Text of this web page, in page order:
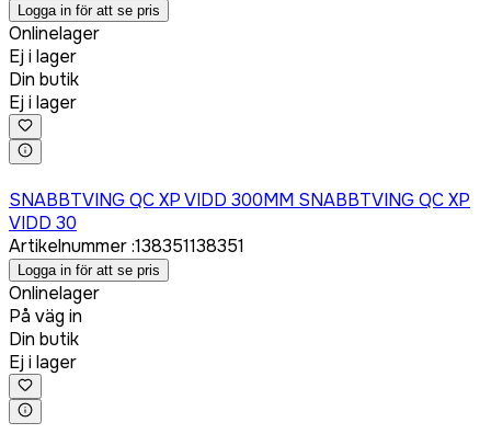
Logga in för att se pris
Onlinelager
Ej i lager
Din butik
Ej i lager
SNABBTVING QC XP VIDD 300MM SNABBTVING QC XP
VIDD 30
Artikelnummer:138351138351
Logga in för att se pris
Onlinelager
På väg in
Din butik
Ej i lager